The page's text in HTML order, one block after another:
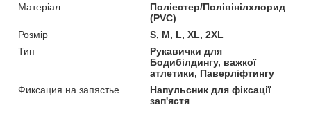
Матеріал
Поліестер/Полівінілхлорид
(PVC)
Розмір
S, M, L, XL, 2XL
Тип
Рукавички для
Бодибілдингу, важкої
атлетики, Паверліфтингу
Фиксация на запястье
Напульсник для фіксації
зап'ястя